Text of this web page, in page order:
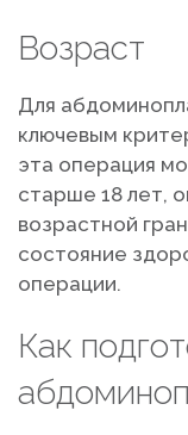
Возраст
Для
ключевым
эта операция
старше 18 лет,
возрастной
состояние
операции.
Как